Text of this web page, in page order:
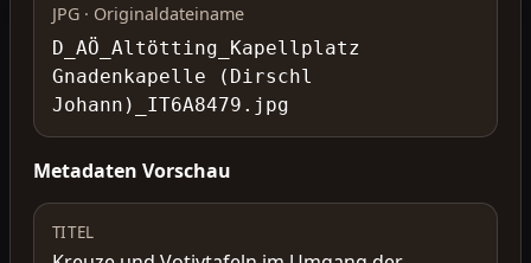
JPG · Originaldateiname
D_AÖ_Altötting_Kapellplatz
Gnadenkapelle (Dirschl
Johann)_IT6A8479.jpg
Metadaten Vorschau
TITEL